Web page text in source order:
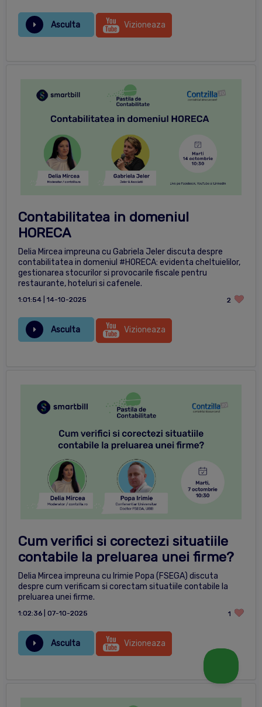
Asculta Vizioneaza
Contabilitatea in domeniul
HORECA
Delia Mircea impreuna cu Gabriela Jeler discuta despre
contabilitatea in domeniul #HORECA: evidenta cheltuielilor,
gestionarea stocurilor si provocarile fiscale pentru
restaurante, hoteluri si cafenele.
1:01:54 | 14-10-2025 2
Asculta Vizioneaza
Cum verifici si corectezi situatiile
contabile la preluarea unei firme?
Delia Mircea impreuna cu Irimie Popa (FSEGA) discuta
despre cum verificam si corectam situatiile contabile la
preluarea unei firme.
1:02:36 | 07-10-2025 1
Asculta Vizioneaza